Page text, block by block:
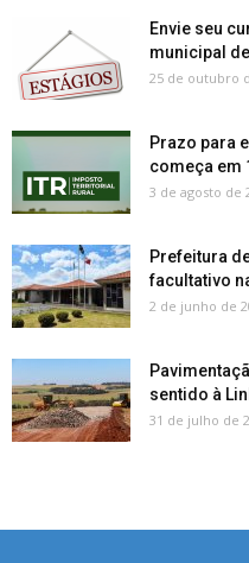
Envie seu
municipal
25 de outubro
Prazo para
começa em
3 de agosto de
Prefeitura
facultativo
2 de junho de
sentido à
31 de julho de